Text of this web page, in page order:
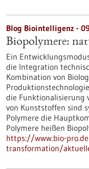
Blog Biointelligenz -
Biopolymere:
Ein
die Integration
Kombination von
die Funktionalisierung
von Kunststoffen sind
Polymere die
Polymere heißen
https://www.bio-
transformation/